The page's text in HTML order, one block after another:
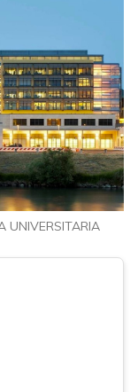
UNIVERSITARIA